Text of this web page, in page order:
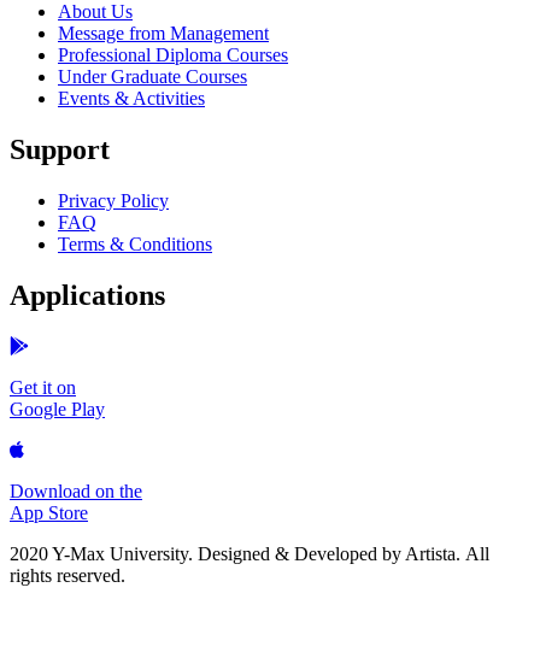
About Us
Message from Management
Professional Diploma Courses
Under Graduate Courses
Events & Activities
Support
Privacy Policy
FAQ
Terms & Conditions
Applications
Get it on
Google Play
Download on the
App Store
2020 Y-Max University. Designed & Developed by Artista. All
rights reserved.